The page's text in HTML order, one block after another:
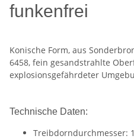
funkenfrei
Konische Form, aus
6458, fein gesandstrahlte
explosionsgefährdeter
Technische Daten:
Treibdorndurchmesser: